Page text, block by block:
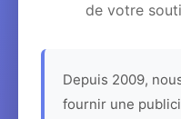
de votre
Depuis 2009,
fournir une